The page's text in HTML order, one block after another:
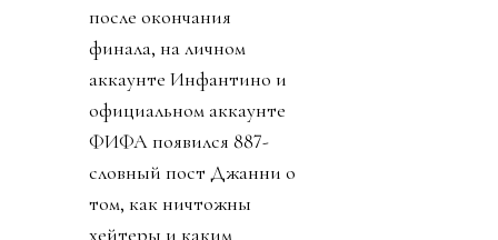
после окончания
финала, на личном
аккаунте Инфантино и
официальном аккаунте
ФИФА появился 887-
словный пост Джанни о
том, как ничтожны
хейтеры и каким